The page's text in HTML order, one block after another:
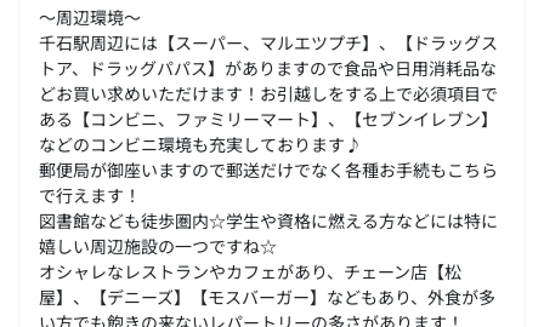
～周辺環境～
千石駅周辺には【スーパー、マルエツプチ】、【ドラッグス
トア、ドラッグパパス】がありますので食品や日用消耗品な
どお買い求めいただけます！お引越しをする上で必須項目で
ある【コンビニ、ファミリーマート】、【セブンイレブン】
などのコンビニ環境も充実しております♪
郵便局が御座いますので郵送だけでなく各種お手続もこちら
で行えます！
図書館なども徒歩圏内☆学生や資格に燃える方などには特に
嬉しい周辺施設の一つですね☆
オシャレなレストランやカフェがあり、チェーン店【松
屋】、【デニーズ】【モスバーガー】などもあり、外食が多
い方でも飽きの来ないレパートリーの多さがあります！